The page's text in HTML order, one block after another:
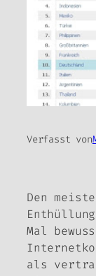
Verfasst von
Den
Mal
als